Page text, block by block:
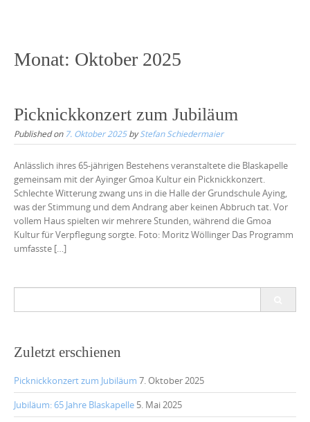
Monat: Oktober 2025
Picknickkonzert zum Jubiläum
Published on 7. Oktober 2025byStefan Schiedermaier
Anlässlich ihres 65-jährigen Bestehens veranstaltete die Blaskapelle
gemeinsam mit der Ayinger Gmoa Kultur ein Picknickkonzert.
Schlechte Witterung zwang uns in die Halle der Grundschule Aying,
was der Stimmung und dem Andrang aber keinen Abbruch tat. Vor
vollem Haus spielten wir mehrere Stunden, während die Gmoa
Kultur für Verpflegung sorgte. Foto: Moritz Wöllinger Das Programm
umfasste […]
Zuletzt erschienen
Picknickkonzert zum Jubiläum 7. Oktober 2025
Jubiläum: 65 Jahre Blaskapelle 5. Mai 2025